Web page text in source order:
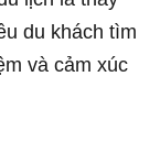
du khách tìm
và cảm xúc